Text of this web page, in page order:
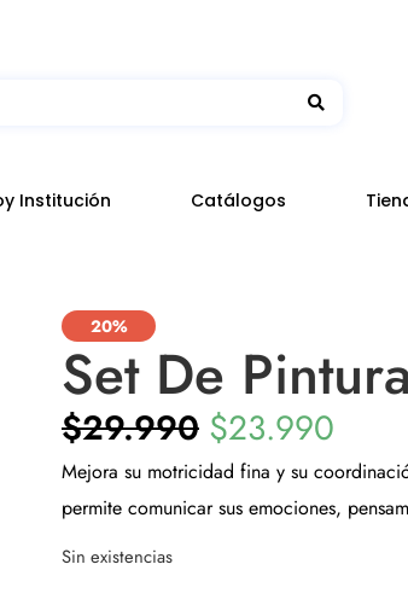
Institución Catálogos
20%
Set De
$29.990 $23.990
Mejora su motricidad fina y su
permite comunicar sus emociones,
Sin existencias